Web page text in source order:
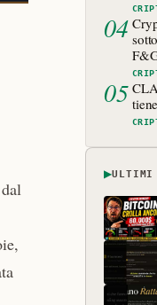
04
05
▶ULTIMI